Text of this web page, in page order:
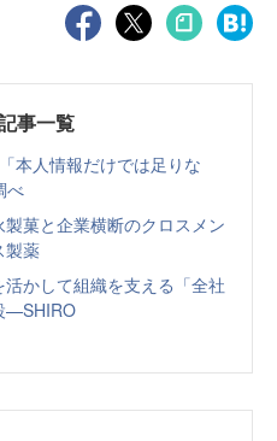
事一覧
本人情報だけでは足りな
べ
菓と企業横断のクロスメン
製薬
かして組織を支える「全社
—SHIRO